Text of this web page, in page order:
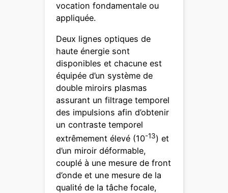
vocation fondamentale ou
appliquée.
Deux lignes optiques de
haute énergie sont
disponibles et chacune est
équipée d’un système de
double miroirs plasmas
assurant un filtrage temporel
des impulsions afin d’obtenir
un contraste temporel
extrêmement élevé (10-13) et
d’un miroir déformable,
couplé à une mesure de front
d’onde et une mesure de la
qualité de la tâche focale,